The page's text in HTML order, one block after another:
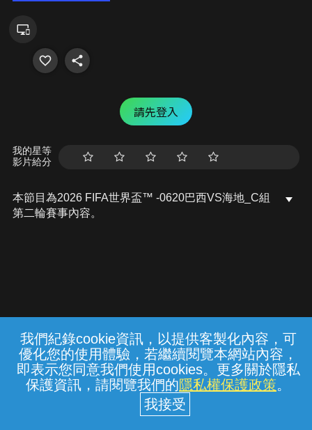
我們紀錄cookie資訊，以提供客製化內容，可
優化您的使用體驗，若繼續閱覽本網站內容，
即表示您同意我們使用cookies。更多關於隱私
保護資訊，請閱覽我們的隱私權保護政策。
請先登入
我的星等
影片給分
本節目為2026 FIFA世界盃™ -0620巴西VS海地_C組
第二輪賽事內容。
常見問題 線上客服 服務條款 隱私權保護
中華電信股份有限公司個人家庭分公司
(統一編號：96979949) © 2026
{{notifyMsg}}